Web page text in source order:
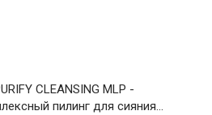
CLEANSING MLP -
пилинг для сияния